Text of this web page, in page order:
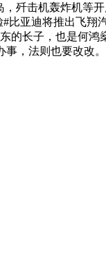
歼击机轰炸机
亚迪将推出飞
的长子，也是
，法则也要改改